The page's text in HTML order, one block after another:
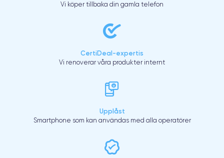
Vi köper tillbaka din gamla telefon
CertiDeal-expertis
Vi renoverar våra produkter internt
Upplåst
Smartphone som kan användas med alla operatörer